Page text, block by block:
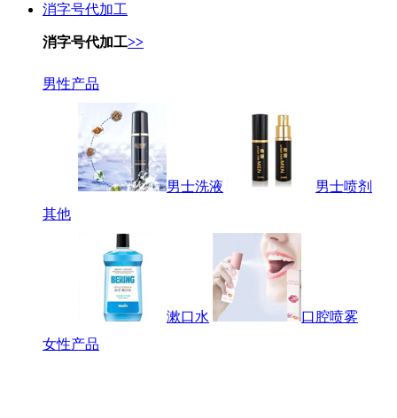
消字号代加工
消字号代加工>>
男性产品
男士洗液
男士喷剂
其他
漱口水
口腔喷雾
女性产品